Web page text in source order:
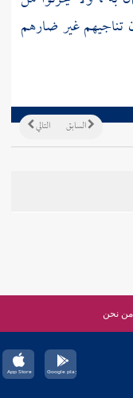
تناجيهم غير ضارهم
التالي السابق
من نحن